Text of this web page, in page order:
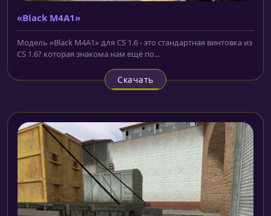
«Black M4A1»
Модель «Black M4A1» для CS 1.6 - это стандартная винтовка из
CS 1.6? которая знакома нам ещё по...
Скачать